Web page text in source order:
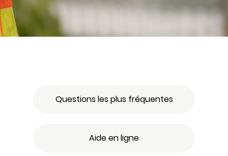
Questions les plus fréquentes
Aide en ligne